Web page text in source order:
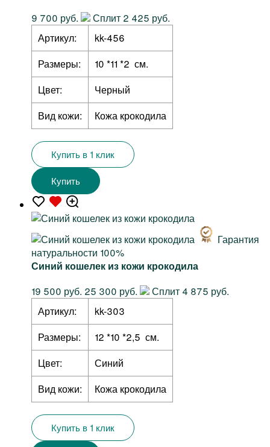
9 700 руб.
Сплит 2 425 руб.
Артикул:
kk-456
Размеры:
10 *11 *2 см.
Цвет:
Черный
Вид кожи:
Кожа крокодила
Купить в 1 клик
Купить
Гарантия
натуральности 100%
Синий кошелек из кожи крокодила
19 500 руб. 25 300 руб.
Сплит 4 875 руб.
Артикул:
kk-303
Размеры:
12 *10 *2,5 см.
Цвет:
Синий
Вид кожи:
Кожа крокодила
Купить в 1 клик